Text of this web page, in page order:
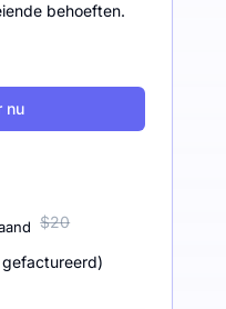
behoeften.
nu
$20
gefactureerd)